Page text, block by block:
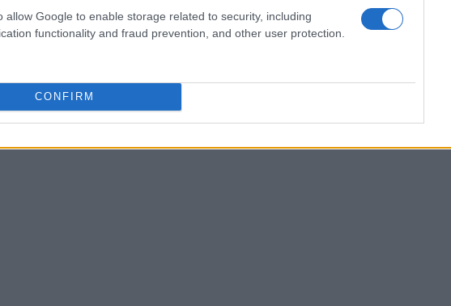
allow Google to enable storage related to security, including
functionality and fraud prevention, and other user protection.
CONFIRM